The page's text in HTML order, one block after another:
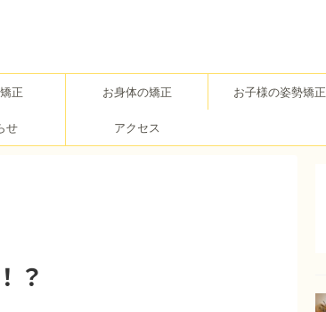
正 お身体の矯正 お子様の姿勢矯正
せ アクセス
？